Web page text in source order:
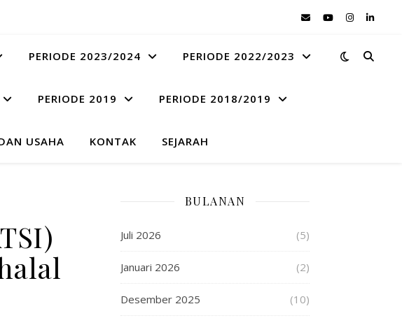
PERIODE 2023/2024 PERIODE 2022/2023
PERIODE 2019 PERIODE 2018/2019
USAHA KONTAK SEJARAH
BULANAN
Juli 2026 (5)
Januari 2026 (2)
Desember 2025 (10)